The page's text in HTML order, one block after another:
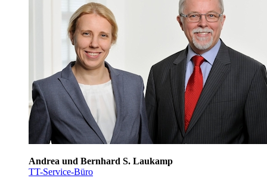
Andrea und Bernhard S. Laukamp
TT-Service-Büro